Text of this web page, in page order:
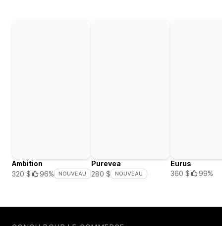
Ambition
320 $
96% NOUVEAU
Purevea
280 $
NOUVEAU
Eurus
360 $
99%